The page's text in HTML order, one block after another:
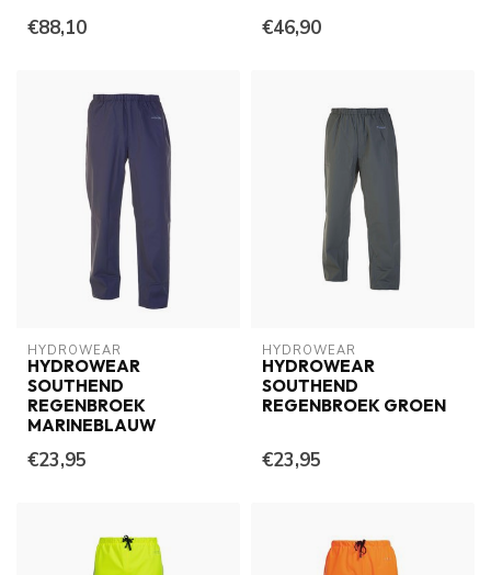
€88,10 €46,90
HYDROWEAR
HYDROWEAR
SOUTHEND
REGENBROEK
MARINEBLAUW
€23,95
HYDROWEAR
HYDROWEAR
SOUTHEND
REGENBROEK GROEN
€23,95